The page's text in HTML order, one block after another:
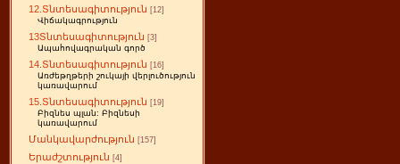
12.Տնտեսագիտություն [12]
Վիճակագրություն
13Տնտեսագիտություն [3]
Ապահովագրական գործ
14.Տնտեսագիտություն [16]
Առժեթղթերի շուկայի վերլուծություն
կառավարում
15.Տնտեսագիտություն [19]
Բիզնես պլան: Բիզնեսի
կառավարում
Մանկավարժություն [157]
Երաժշտություն [4]